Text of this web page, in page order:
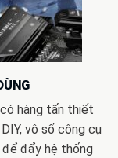
có hàng tấn thiết
vô số công cụ
đẩy hệ thống